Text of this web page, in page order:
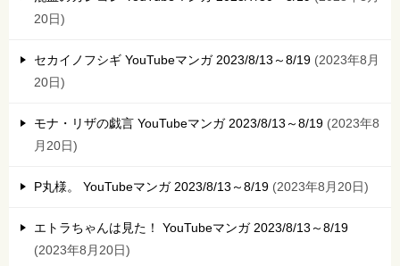
20日
セカイノフシギ YouTubeマンガ 2023/8/13～8/19 2023年8月
20日
モナ・リザの戯言 YouTubeマンガ 2023/8/13～8/19 2023年8
月20日
P丸様。 YouTubeマンガ 2023/8/13～8/19 2023年8月20日
エトラちゃんは見た！ YouTubeマンガ 2023/8/13～8/19
2023年8月20日